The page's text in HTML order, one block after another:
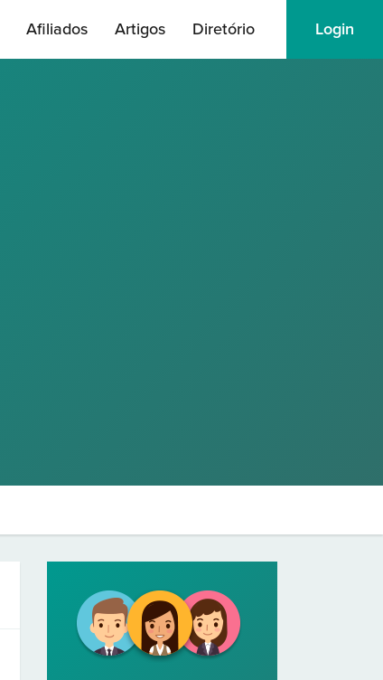
Afiliados Artigos Diretório Login